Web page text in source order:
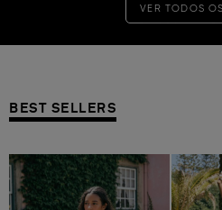
VER TODOS
BEST SELLERS
Previous Next